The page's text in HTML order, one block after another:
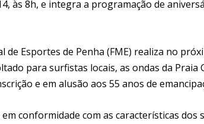
às 8h, e integra a programação de
de Esportes de Penha (FME) realiza no
para surfistas locais, as ondas da Praia
e em alusão aos 55 anos de
conformidade com as características